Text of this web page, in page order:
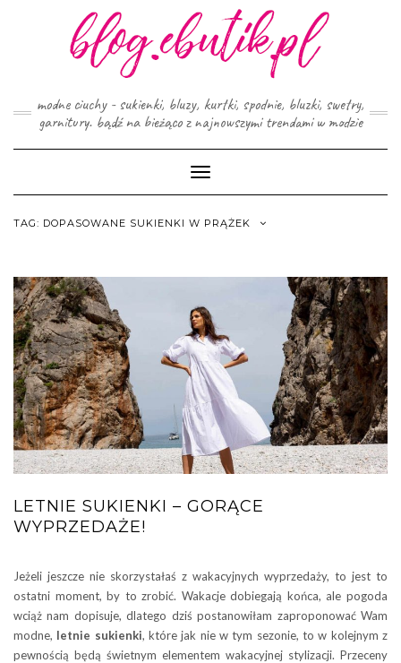
modne ciuchy - sukienki, bluzy, kurtki, spodnie, bluzki, swetry,
garnitury. bądź na bieżąco z najnowszymi trendami w modzie
Toggle
Navigation
TAG: DOPASOWANE SUKIENKI W PRĄŻEK
LETNIE SUKIENKI – GORĄCE
WYPRZEDAŻE!
Jeżeli jeszcze nie skorzystałaś z wakacyjnych wyprzedaży, to jest to
ostatni moment, by to zrobić. Wakacje dobiegają końca, ale pogoda
wciąż nam dopisuje, dlatego dziś postanowiłam zaproponować Wam
modne, letnie sukienki, które jak nie w tym sezonie, to w kolejnym z
pewnością będą świetnym elementem wakacyjnej stylizacji. Przeceny